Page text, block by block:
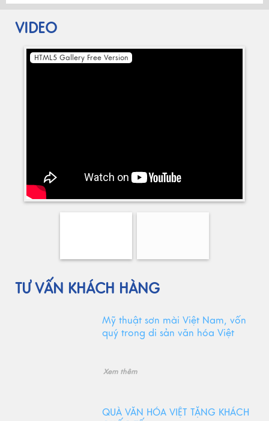
VIDEO
HTML5 Gallery Free Version
TƯ VẤN KHÁCH HÀNG
Mỹ thuật sơn mài Việt Nam, vốn
quý trong di sản văn hóa Việt
Xem thêm
QUÀ VĂN HÓA VIỆT TẶNG KHÁCH